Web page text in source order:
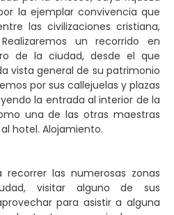
la ejemplar convivencia que
las civilizaciones cristiana,
un recorrido en
de la ciudad, desde el que
vista general de su patrimonio
por sus callejuelas y plazas
la entrada al interior de la
una de las otras maestras
hotel. Alojamiento.
recorrer las numerosas zonas
visitar alguno de sus
para asistir a alguna